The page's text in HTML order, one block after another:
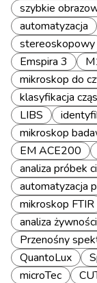
szybkie
automatyzacja
stereoskopowy
Emspira 3
mikroskop do
klasyfikacja
LIBS
mikroskop
EM ACE200
analiza próbek
automatyzacja
mikroskop FTIR
analiza
Przenośny
QuantoLux
microTec